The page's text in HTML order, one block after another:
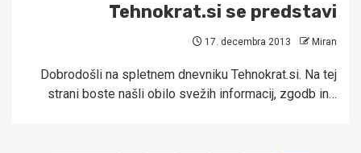
Tehnokrat.si se predstavi
17. decembra 2013 Miran
Dobrodošli na spletnem dnevniku Tehnokrat.si. Na tej
strani boste našli obilo svežih informacij, zgodb in…